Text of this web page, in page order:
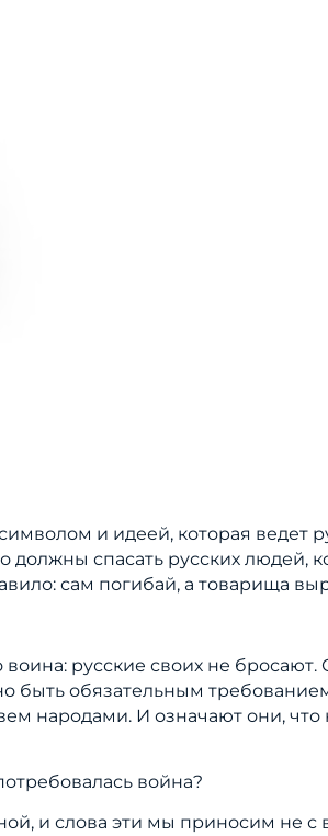
и идеей, которая ведет
должны спасать русских людей,
сам погибай, а товарища
русские своих не
быть обязательным
народами. И означают они,
война?
и слова эти мы приносим не